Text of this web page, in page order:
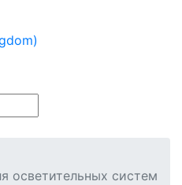
осветительных систем